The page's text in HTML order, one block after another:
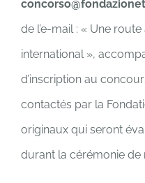
de l’e-mail : « Une
international »,
d’inscription au
contactés par la
originaux qui seront
durant la cérémonie de